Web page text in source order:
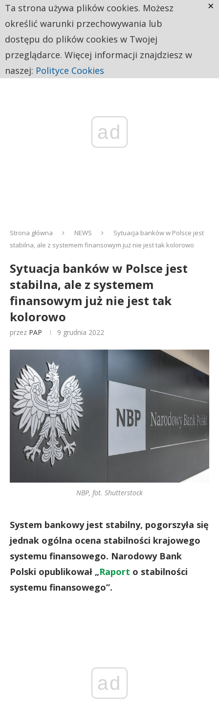
ad
Strona główna NEWS
Sytuacja banków w Polsce jest
stabilna, ale z systemem finansowym już nie jest tak kolorowo
Sytuacja banków w Polsce jest
stabilna, ale z systemem
finansowym już nie jest tak
kolorowo
przez PAP 9 grudnia 2022
NBP, fot. Shutterstock
System bankowy jest stabilny, pogorszyła się
jednak ogólna ocena stabilności krajowego
systemu finansowego. Narodowy Bank
Polski opublikował „Raport o stabilności
systemu finansowego”.
ad
Ta strona używa plików cookies. Możesz
określić warunki przechowywania lub
dostępu do plików cookies w Twojej
przeglądarce. Więcej informacji znajdziesz w
naszej: Polityce Cookies
×